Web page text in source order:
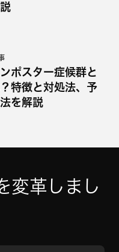
ポスター症候群と
特徴と対処法、予
を解説
変革しまし